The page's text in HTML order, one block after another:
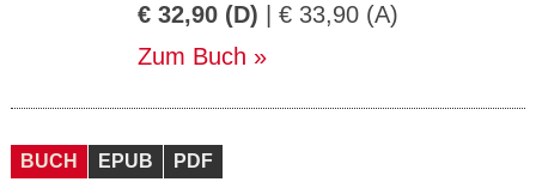
€ 32,90 (D) | € 33,90 (A)
Zum Buch
BUCH EPUB PDF